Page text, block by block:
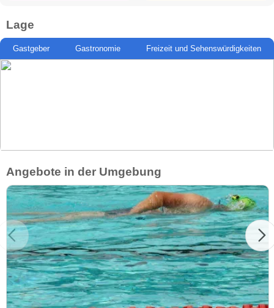
Lage
Gastgeber Gastronomie Freizeit und Sehenswürdigkeiten
Angebote in der Umgebung